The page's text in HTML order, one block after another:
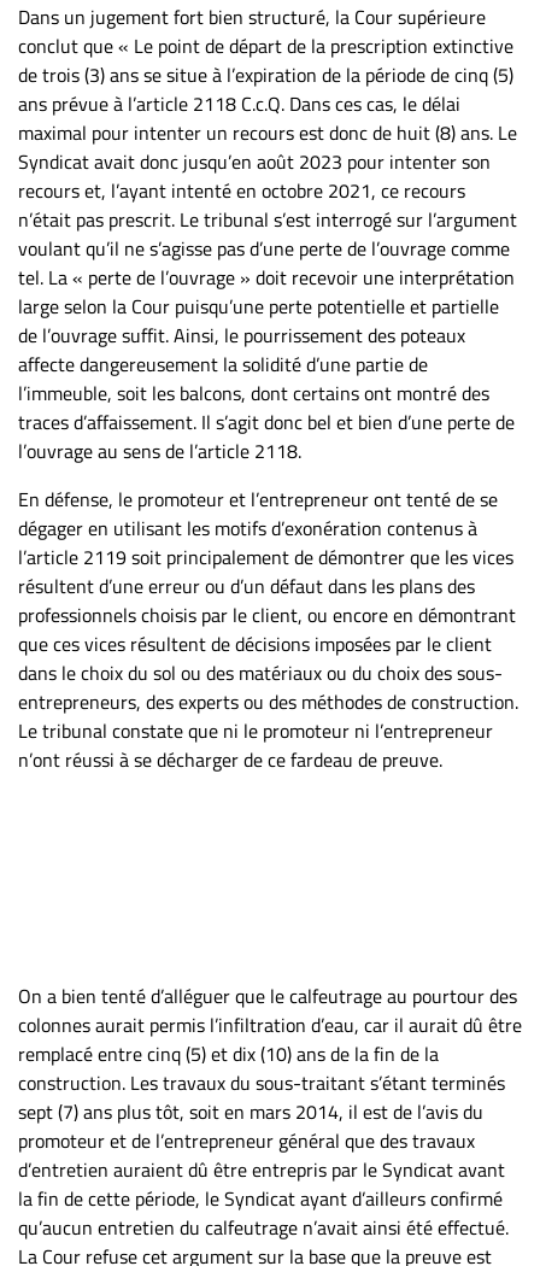
Dans un jugement fort bien structuré, la Cour supérieure
conclut que « Le point de départ de la prescription extinctive
de trois (3) ans se situe à l’expiration de la période de cinq (5)
ans prévue à l’article 2118 C.c.Q. Dans ces cas, le délai
maximal pour intenter un recours est donc de huit (8) ans. Le
Syndicat avait donc jusqu’en août 2023 pour intenter son
recours et, l’ayant intenté en octobre 2021, ce recours
n’était pas prescrit. Le tribunal s’est interrogé sur l’argument
voulant qu’il ne s’agisse pas d’une perte de l’ouvrage comme
tel. La « perte de l’ouvrage » doit recevoir une interprétation
large selon la Cour puisqu’une perte potentielle et partielle
de l’ouvrage suffit. Ainsi, le pourrissement des poteaux
affecte dangereusement la solidité d’une partie de
l’immeuble, soit les balcons, dont certains ont montré des
traces d’affaissement. Il s’agit donc bel et bien d’une perte de
l’ouvrage au sens de l’article 2118.
En défense, le promoteur et l’entrepreneur ont tenté de se
dégager en utilisant les motifs d’exonération contenus à
l’article 2119 soit principalement de démontrer que les vices
résultent d’une erreur ou d’un défaut dans les plans des
professionnels choisis par le client, ou encore en démontrant
que ces vices résultent de décisions imposées par le client
dans le choix du sol ou des matériaux ou du choix des sous-
entrepreneurs, des experts ou des méthodes de construction.
Le tribunal constate que ni le promoteur ni l’entrepreneur
n’ont réussi à se décharger de ce fardeau de preuve.
On a bien tenté d’alléguer que le calfeutrage au pourtour des
colonnes aurait permis l’infiltration d’eau, car il aurait dû être
remplacé entre cinq (5) et dix (10) ans de la fin de la
construction. Les travaux du sous-traitant s’étant terminés
sept (7) ans plus tôt, soit en mars 2014, il est de l’avis du
promoteur et de l’entrepreneur général que des travaux
d’entretien auraient dû être entrepris par le Syndicat avant
la fin de cette période, le Syndicat ayant d’ailleurs confirmé
qu’aucun entretien du calfeutrage n’avait ainsi été effectué.
La Cour refuse cet argument sur la base que la preuve est